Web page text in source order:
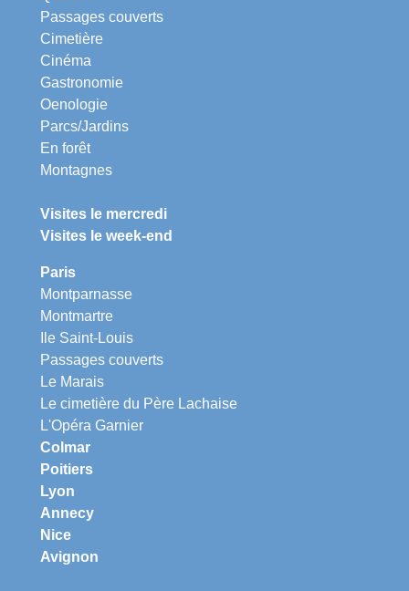
Passages couverts
Cimetière
Cinéma
Gastronomie
Oenologie
Parcs/Jardins
En forêt
Montagnes
Visites le mercredi
Visites le week-end
Paris
Montparnasse
Montmartre
Ile Saint-Louis
Passages couverts
Le Marais
Le cimetière du Père Lachaise
L'Opéra Garnier
Colmar
Poitiers
Lyon
Annecy
Nice
Avignon